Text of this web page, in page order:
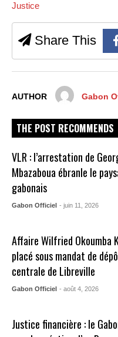
Justice
Share This
AUTHOR Gabon
THE POST RECOMMENDS
VLR : l’arrestation de
Mbazaboua ébranle le
gabonais
Gabon Officiel - juin 11, 2026
Affaire Wilfried Okoumba
placé sous mandat de
centrale de Libreville
Gabon Officiel - août 4, 2026
Justice financière : le